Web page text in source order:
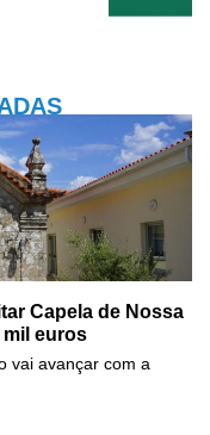
Capela de Nossa
mil euros
vai avançar com a